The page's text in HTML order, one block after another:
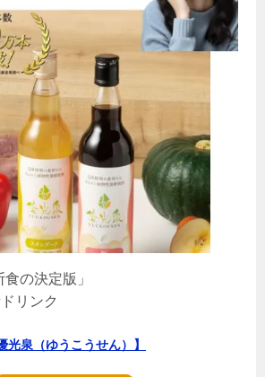
食の決定版」
リンク
光泉（ゆうこうせん）】